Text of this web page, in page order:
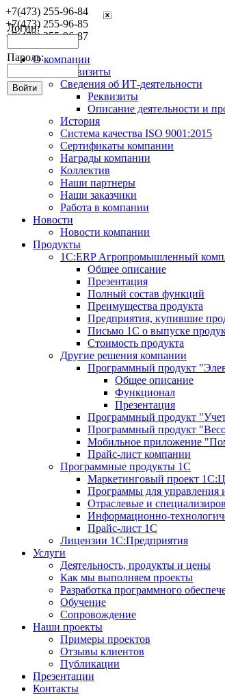
Логин:
Пароль:
+7(473) 255-96-84
+7(473) 255-96-85
+7(473) 255-96-87
О компании
Реквизиты
Сведения об ИТ-деятельности
Реквизиты
Описание деятельности и
История
Система качества ISO 9001:2015
Сертификаты компании
Награды компании
Коллектив
Наши партнеры
Наши заказчики
Работа в компании
Новости
Новости компании
Продукты
1С:ERP Агропромышленный
Общее описание
Презентация
Полный состав функций
Преимущества продукта
Предприятия, купившие
Письмо 1С о выпуске
Стоимость продукта
Другие решения компании
Программный продукт
Общее описание
Функционал
Презентация
Программный продукт
Программный продукт
Мобильное приложение
Прайс-лист компании
Программные продукты 1С
Маркетинговый проект
Программы для управления
Отраслевые и
Информационно-
Прайс-лист 1С
Лицензии 1С:Предприятия
Услуги
Деятельность, продукты и цены
Как мы выполняем проекты
Разработка программного
Обучение
Сопровождение
Наши проекты
Примеры проектов
Отзывы клиентов
Публикации
Презентации
Контакты